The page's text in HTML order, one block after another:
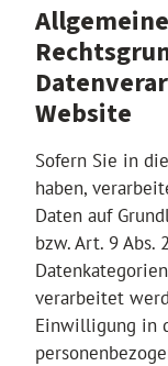
Website
Sofern Sie in
haben,
Daten auf
bzw. Art. 9 Abs.
verarbeitet
Einwilligung in